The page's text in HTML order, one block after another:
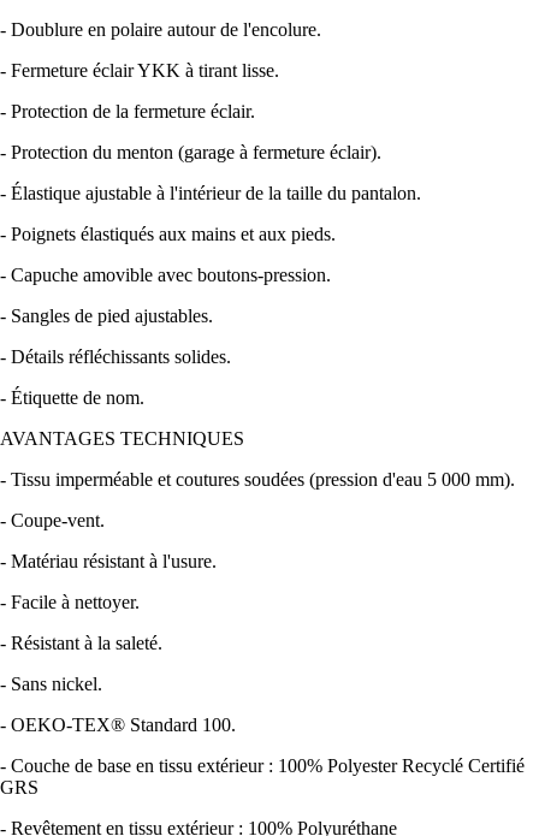
- Doublure en polaire autour de l'encolure.
- Fermeture éclair YKK à tirant lisse.
- Protection de la fermeture éclair.
- Protection du menton (garage à fermeture éclair).
- Élastique ajustable à l'intérieur de la taille du pantalon.
- Poignets élastiqués aux mains et aux pieds.
- Capuche amovible avec boutons-pression.
- Sangles de pied ajustables.
- Détails réfléchissants solides.
- Étiquette de nom.
AVANTAGES TECHNIQUES
- Tissu imperméable et coutures soudées (pression d'eau 5 000 mm).
- Coupe-vent.
- Matériau résistant à l'usure.
- Facile à nettoyer.
- Résistant à la saleté.
- Sans nickel.
- OEKO-TEX® Standard 100.
- Couche de base en tissu extérieur : 100% Polyester Recyclé Certifié
GRS
- Revêtement en tissu extérieur : 100% Polyuréthane